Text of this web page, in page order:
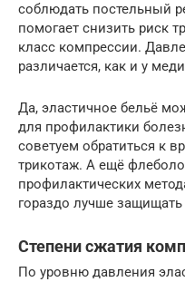
соблюдать постельный
помогает снизить риск
класс компрессии.
различается, как и у
Да, эластичное бельё
для профилактики
советуем обратиться к
трикотаж. А ещё
профилактических
гораздо лучше
Степени сжатия
По уровню давления